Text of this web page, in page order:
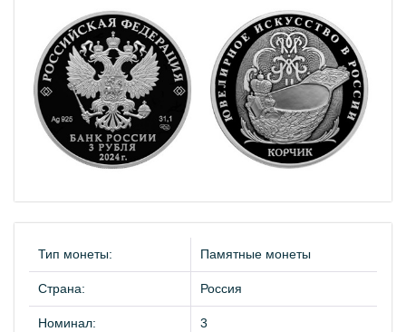
Тип монеты: Памятные монеты
Страна: Россия
Номинал: 3